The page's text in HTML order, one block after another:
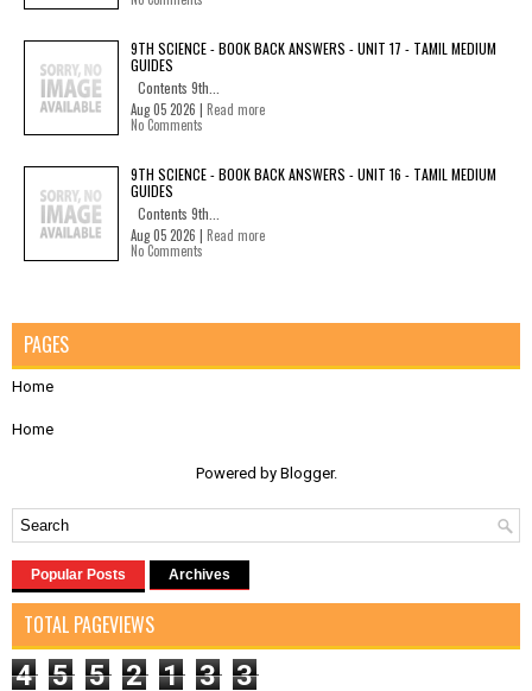
9TH SCIENCE - BOOK BACK ANSWERS - UNIT 17 - TAMIL MEDIUM
GUIDES
Contents 9th...
Aug 05 2026 | Read more
No Comments
9TH SCIENCE - BOOK BACK ANSWERS - UNIT 16 - TAMIL MEDIUM
GUIDES
Contents 9th...
Aug 05 2026 | Read more
No Comments
PAGES
Home
Home
Powered by Blogger.
Popular Posts Archives
TOTAL PAGEVIEWS
4 5 5 2 1 3 3